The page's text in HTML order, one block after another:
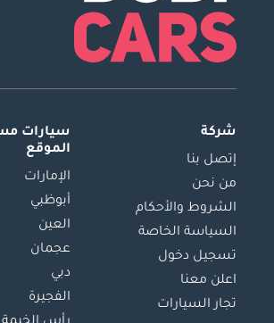
شركة
إتصل بنا
من نحن
الشروط والأحكام
السياسة الخاصة
تسجيل دخول
اعلن معنا
تجار السيارات
سيارات
الموقع
الإمارات
أبوظبي
العين
عجمان
دبي
الفجيرة